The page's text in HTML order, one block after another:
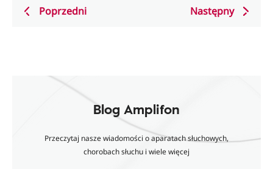
Poprzedni Następny
Blog Amplifon
Przeczytaj nasze wiadomości o aparatach słuchowych,
chorobach słuchu i wiele więcej